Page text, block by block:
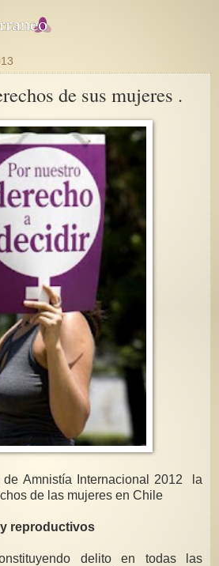
de sus mujeres .
de Amnistía Internacional 2012 la
de las mujeres en Chile
reproductivos
delito en todas las